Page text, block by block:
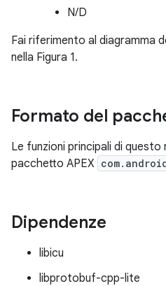
N/D
Fai riferimento al diagramma
nella Figura 1.
Formato del
Le funzioni principali di questo
pacchetto APEX
Dipendenze
libicu
libprotobuf-cpp-lite